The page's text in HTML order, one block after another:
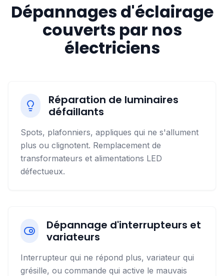
Dépannages d'éclairage
couverts par nos
électriciens
Réparation de luminaires
défaillants
Spots, plafonniers, appliques qui ne s'allument
plus ou clignotent. Remplacement de
transformateurs et alimentations LED
défectueux.
Dépannage d'interrupteurs et
variateurs
Interrupteur qui ne répond plus, variateur qui
grésille, ou commande qui active le mauvais